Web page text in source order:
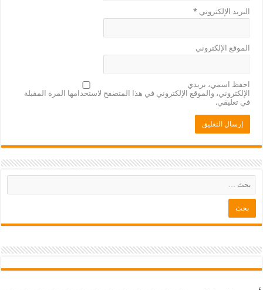
البريد الإلكتروني*
الموقع الإلكتروني
احفظ اسمي، بريدي
الإلكتروني، والموقع الإلكتروني في هذا المتصفح لاستخدامها المرة المقبلة
في تعليقي.